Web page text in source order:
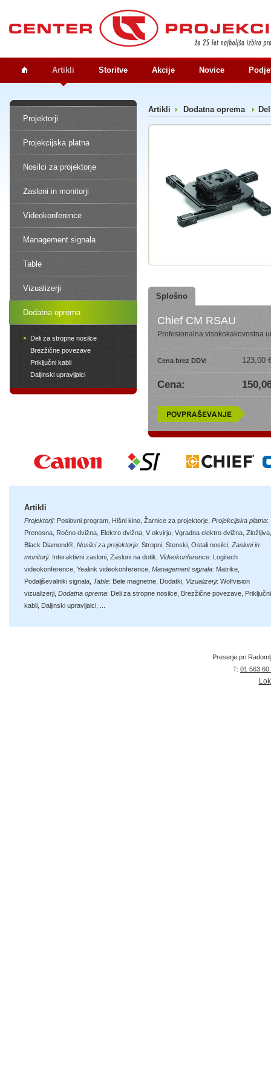
Artikli Storitve Akcije Novice
Projektorji
Projekcijska platna
Nosilci za projektorje
Zasloni in monitorji
Videokonference
Management signala
Table
Vizualizerji
Dodatna oprema
Deli za stropne nosilce
Brezžične povezave
Priključni kabli
Daljinski upravljalci
Artikli Dodatna oprema
Splošno
Chief CM RSAU
Profesionalna visokokakovostna
Cena brez DDV: 123,00
Cena:
Artikli
Projektorji: Poslovni program Hišni kino Žarnice za projektorje Projekcijska platna:
Prenosna Ročno dvižna Elektro dvižna V okvirju Vgradna elektro dvižna Zložljiva
Black Diamond® Nosilci za projektorje: Stropni Stenski Ostali nosilci Zasloni in
monitorji: Interaktivni zasloni Zasloni na dotik Videokonference: Logitech
videokonference Yealink videokonference Management signala: Matrike
Podaljševalniki signala Table: Bele magnetne Dodatki Vizualizerji: Wolfvision
vizualizerji Dodatna oprema: Deli za stropne nosilce Brezžične povezave Priključni
kabli Daljinski upravljalci
Preserje pri
T: 01 563 60